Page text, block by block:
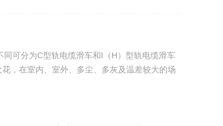
可分为C型轨电缆滑车和I（H）型轨电缆滑车
，在室内、室外、多尘、多灰及温差较大的场